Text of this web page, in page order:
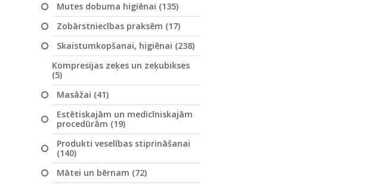
Mutes dobuma higiēnai (135)
Zobārstniecības praksēm (17)
Skaistumkopšanai, higiēnai (238)
Kompresijas zeķes un zeķubikses
(5)
Masāžai (41)
Estētiskajām un medicīniskajām
procedūrām (19)
Produkti veselības stiprināšanai
(140)
Mātei un bērnam (72)